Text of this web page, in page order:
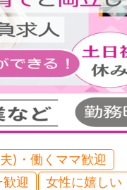
)・働くママ歓迎
迎
女性に嬉しい